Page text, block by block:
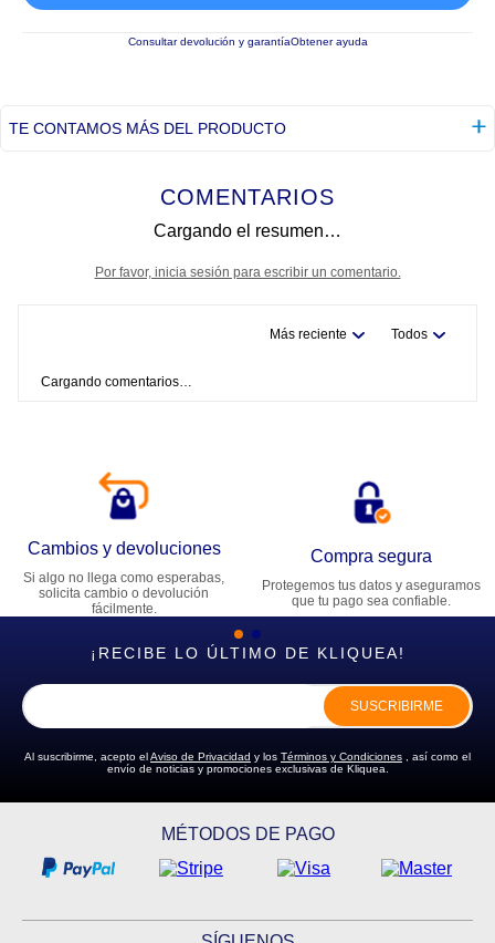
Consultar devolución y garantíaObtener ayuda
TE CONTAMOS MÁS DEL PRODUCTO
COMENTARIOS
Cargando el resumen…
Por favor, inicia sesión para escribir un comentario.
Más reciente Todos
Cargando comentarios…
Cambios y devoluciones
Si algo no llega como esperabas,
solicita cambio o devolución
fácilmente.
Compra segura
Protegemos tus datos y aseguramos
que tu pago sea confiable.
¡RECIBE LO ÚLTIMO DE KLIQUEA!
SUSCRIBIRME
Al suscribirme, acepto elAviso de Privacidad y los Términos y Condiciones , así como el
envío de noticias y promociones exclusivas de Kliquea.
MÉTODOS DE PAGO